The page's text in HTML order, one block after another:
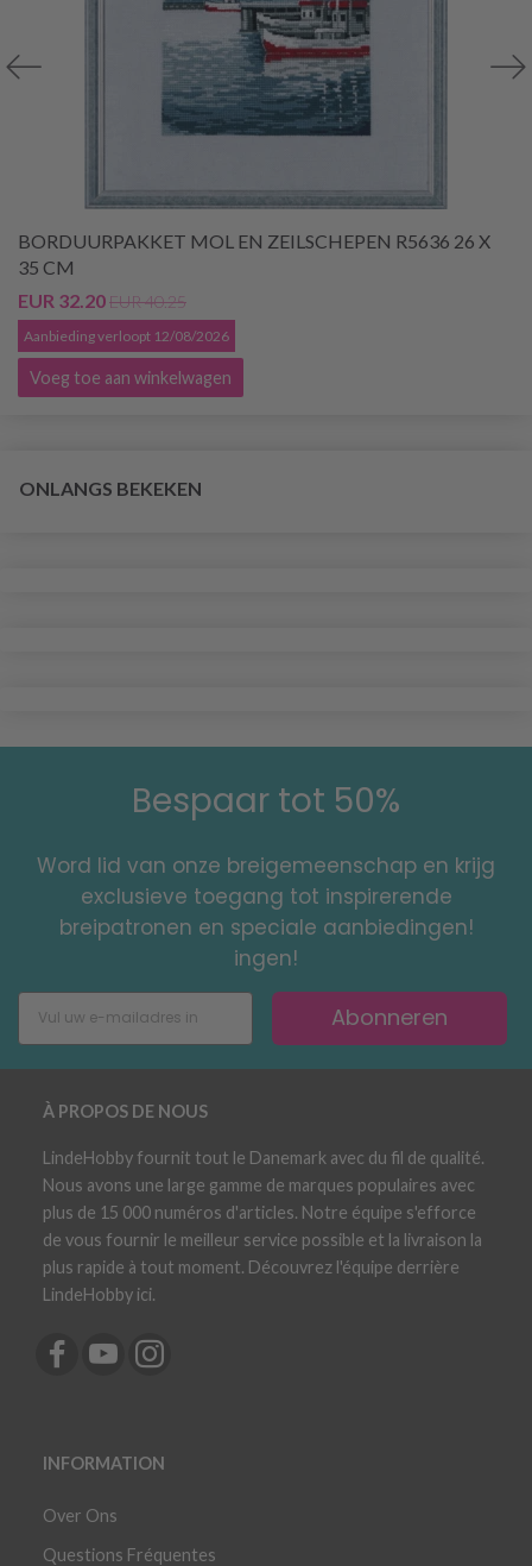
BORDUURPAKKET MOL EN ZEILSCHEPEN R5636 26 X
35 CM
EUR 32.20EUR 40.25
Aanbieding verloopt 12/08/2026
Voeg toe aan winkelwagen
ONLANGS BEKEKEN
Bespaar tot 50%
Word lid van onze breigemeenschap en krijg
exclusieve toegang tot inspirerende
breipatronen en speciale aanbiedingen!
ingen!
Abonneren
À PROPOS DE NOUS
LindeHobby fournit tout le Danemark avec du fil de qualité.
Nous avons une large gamme de marques populaires avec
plus de 15 000 numéros d'articles. Notre équipe s'efforce
de vous fournir le meilleur service possible et la livraison la
plus rapide à tout moment. Découvrez l'équipe derrière
LindeHobby ici.
INFORMATION
Over Ons
Questions Fréquentes